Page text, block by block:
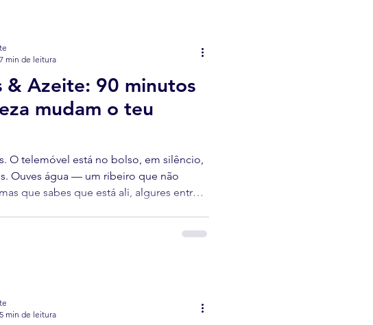
& Azeite: 90 minutos
mudam o teu
O telemóvel está no bolso, em silêncio,
Ouves água — um ribeiro que não
que sabes que está ali, algures entre
7 min de leitura
5 min de leitura